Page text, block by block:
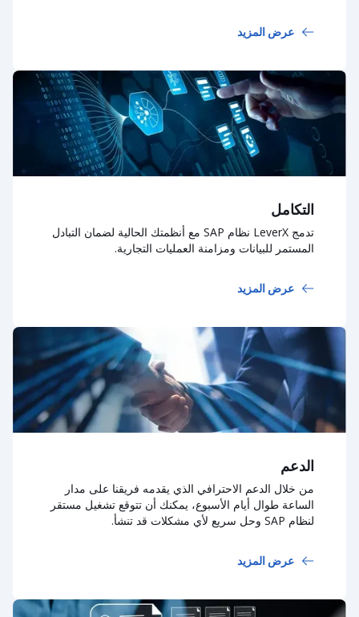
عرض المزيد
التكامل
تدمج LeverX نظام SAP مع أنظمتك الحالية لضمان التبادل
المستمر للبيانات ومزامنة العمليات التجارية.
عرض المزيد
الدعم
من خلال الدعم الاحترافي الذي يقدمه فريقنا على مدار
الساعة طوال أيام الأسبوع، يمكنك أن تتوقع تشغيل مستقر
لنظام SAP وحل سريع لأي مشكلات قد تنشأ.
عرض المزيد